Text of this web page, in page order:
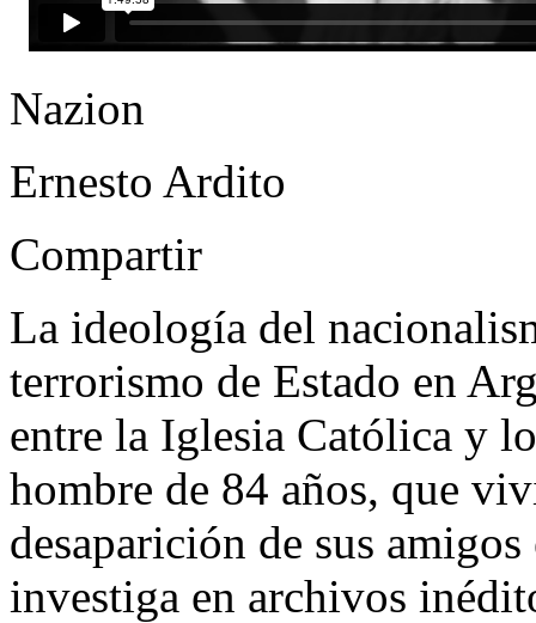
Nazion
Ernesto Ardito
Compartir
La ideología del
terrorismo de Estado en
entre la Iglesia Católica y
hombre de 84 años, que
desaparición de sus
investiga en archivos